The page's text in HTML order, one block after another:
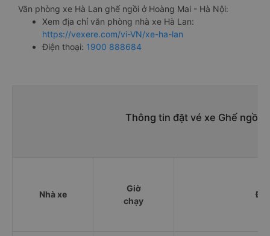
Văn phòng xe Hà Lan ghế ngồi ở Hoàng Mai - Hà Nội:
Xem địa chỉ văn phòng nhà xe Hà Lan:
https://vexere.com/vi-VN/xe-ha-lan
Điện thoại: 1900 888684
Thông tin đặt vé xe Ghế ngồi
Nhà xe
Giờ
chạy